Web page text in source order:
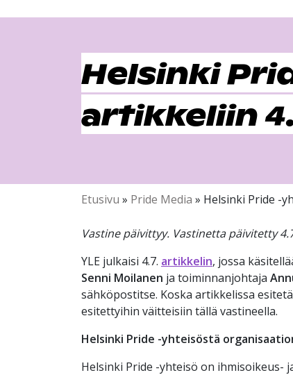
Helsinki
artikkeliin
Etusivu » Pride Media » Helsinki Pride -
Vastine päivittyy. Vastinetta päivitetty
YLE julkaisi 4.7. artikkelin, jossa
Senni Moilanen ja toiminnanjohtaja
sähköpostitse. Koska artikkelissa
esitettyihin väitteisiin tällä vastineella.
Helsinki Pride -yhteisöstä
Helsinki Pride -yhteisö on ihmisoikeus-